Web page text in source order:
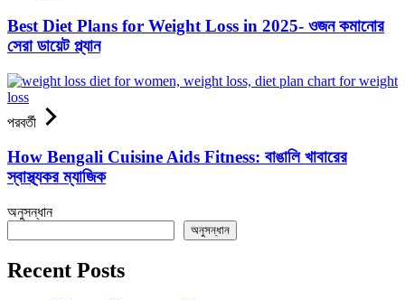
Best Diet Plans for Weight Loss in 2025- ওজন কমানোর
সেরা ডায়েট প্ল্যান
পরবর্তী
How Bengali Cuisine Aids Fitness: বাঙালি খাবারের
স্বাস্থ্যকর ম্যাজিক
অনুসন্ধান
অনুসন্ধান
Recent Posts